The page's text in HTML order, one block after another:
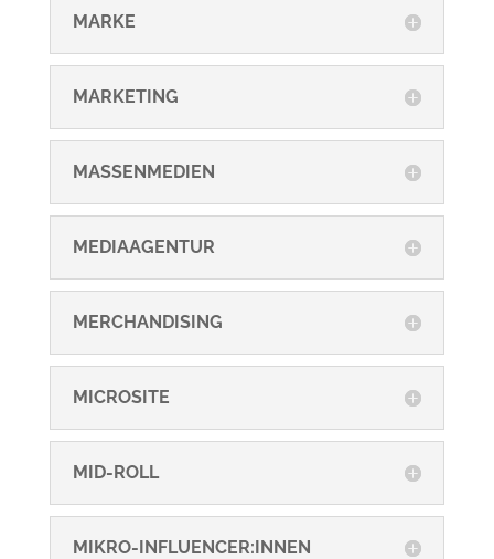
MARKE
MARKETING
MASSENMEDIEN
MEDIAAGENTUR
MERCHANDISING
MICROSITE
MID-ROLL
MIKRO-INFLUENCER:INNEN